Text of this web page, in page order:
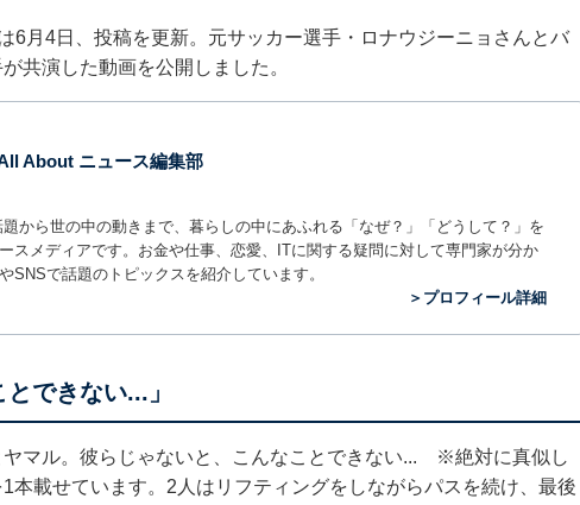
6月4日、投稿を更新。元サッカー選手・ロナウジーニョさんとバ
共演した動画を公開しました。
About ニュース編集部
から世の中の動きまで、暮らしの中にあふれる「なぜ？」「どうして？」を
スメディアです。お金や仕事、恋愛、ITに関する疑問に対して専門家が分か
SNSで話題のトピックスを紹介しています。
＞プロフィール詳細
できない...」
ヤマル。彼らじゃないと、こんなことできない... ※絶対に真似し
本載せています。2人はリフティングをしながらパスを続け、最後